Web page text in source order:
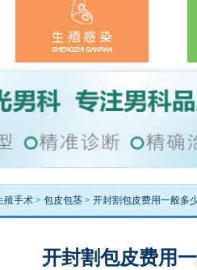
殖手术 > 包皮包茎 > 开封割包皮费用一般多
开封割包皮费用